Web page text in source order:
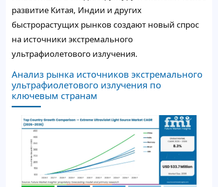
развитие Китая, Индии и других
быстрорастущих рынков создают новый спрос
на источники экстремального
ультрафиолетового излучения.
Анализ рынка источников экстремального
ультрафиолетового излучения по
ключевым странам